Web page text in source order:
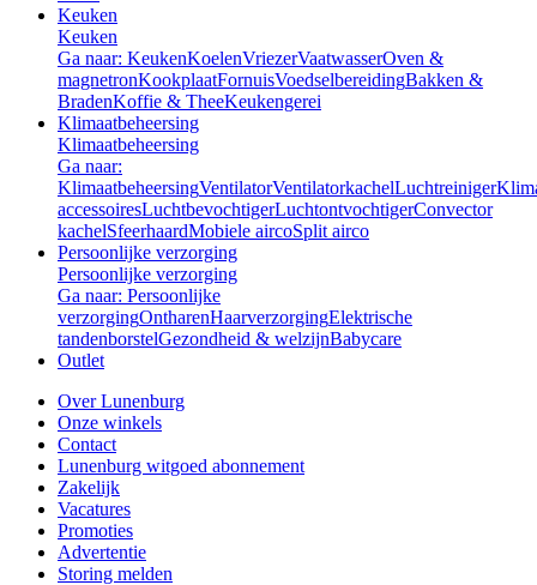
Keuken
Keuken
Ga naar: KeukenKoelenVriezerVaatwasserOven &
magnetronKookplaatFornuisVoedselbereidingBakken &
BradenKoffie & TheeKeukengerei
Klimaatbeheersing
Klimaatbeheersing
Ga naar:
KlimaatbeheersingVentilatorVentilatorkachelLuchtreiniger
accessoiresLuchtbevochtigerLuchtontvochtigerConvector
kachelSfeerhaardMobiele aircoSplit airco
Persoonlijke verzorging
Persoonlijke verzorging
Ga naar: Persoonlijke
verzorgingOntharenHaarverzorgingElektrische
tandenborstelGezondheid & welzijnBabycare
Outlet
Over Lunenburg
Onze winkels
Contact
Lunenburg witgoed abonnement
Zakelijk
Vacatures
Promoties
Advertentie
Storing melden